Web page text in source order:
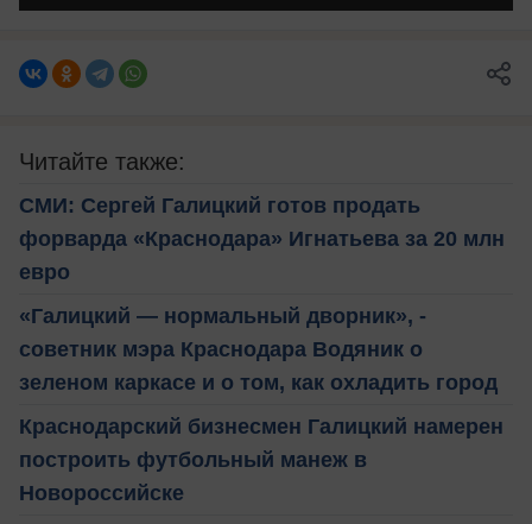
Читайте также:
СМИ: Сергей Галицкий готов продать
форварда «Краснодара» Игнатьева за 20 млн
евро
«Галицкий — нормальный дворник», -
советник мэра Краснодара Водяник о
зеленом каркасе и о том, как охладить город
Краснодарский бизнесмен Галицкий намерен
построить футбольный манеж в
Новороссийске